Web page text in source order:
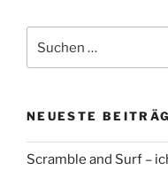
nach:
NEUESTE
Scramble and Surf –